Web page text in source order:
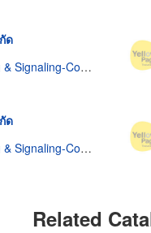
ด
Common Carrier Service
ด
Common Carrier Service
Related